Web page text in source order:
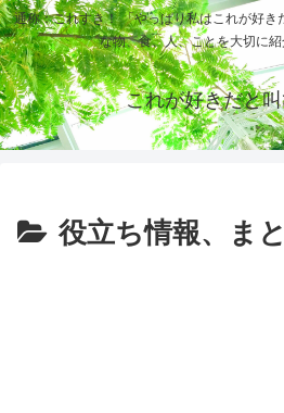
通称：これすき！ 「やっぱり私はこれが好き
な物、食、人、ことを大切に
これが好きだと
役立ち情報、ま